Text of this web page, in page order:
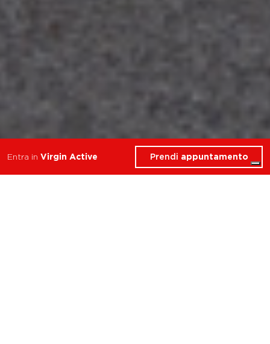
Entra in Virgin Active Prendi appuntamento